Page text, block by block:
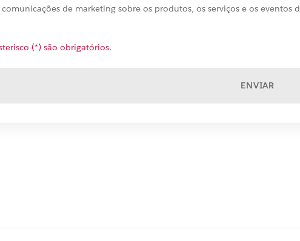
de marketing sobre os produtos, os serviços e os
(*) são obrigatórios.
ENVIAR